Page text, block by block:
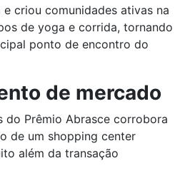
criou comunidades ativas na
de yoga e corrida, tornando
ponto de encontro do
de mercado
do Prêmio Abrasce corrobora
de um shopping center
além da transação